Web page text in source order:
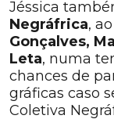
Jéssica
Negráfrica,
Gonçalves,
Leta, numa
chances de
gráficas caso
Coletiva